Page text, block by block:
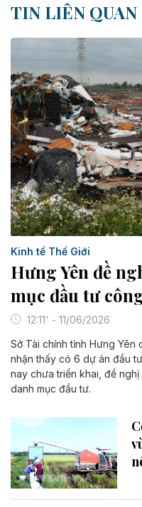
TIN LIÊN QUAN
Kinh tế Thế Giới
Hưng Yên đề
mục đầu tư
12:11' - 11/06/2026
Sở Tài chính tỉnh Hưng
nhận thấy có 6 dự án đầu
nay chưa triển khai, đề
danh mục đầu tư.